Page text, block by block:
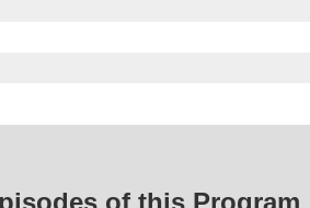
of this Program